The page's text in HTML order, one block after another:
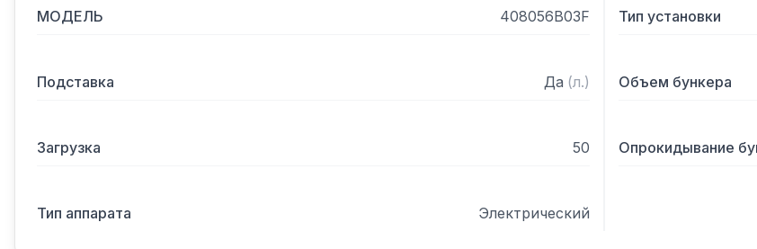
МОДЕЛЬ 408056B03F Тип установки
Подставка Да (л.) Объем бункера
Загрузка 50 Опрокидывание
Тип аппарата Электрический